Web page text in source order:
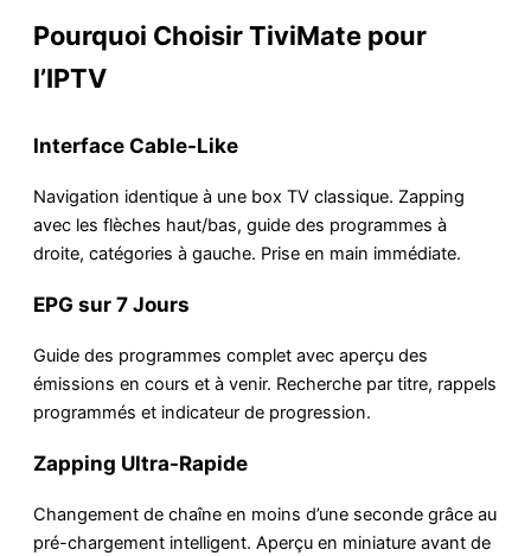
Pourquoi Choisir TiviMate pour
l’IPTV
Interface Cable-Like
Navigation identique à une box TV classique. Zapping
avec les flèches haut/bas, guide des programmes à
droite, catégories à gauche. Prise en main immédiate.
EPG sur 7 Jours
Guide des programmes complet avec aperçu des
émissions en cours et à venir. Recherche par titre, rappels
programmés et indicateur de progression.
Zapping Ultra-Rapide
Changement de chaîne en moins d’une seconde grâce au
pré-chargement intelligent. Aperçu en miniature avant de